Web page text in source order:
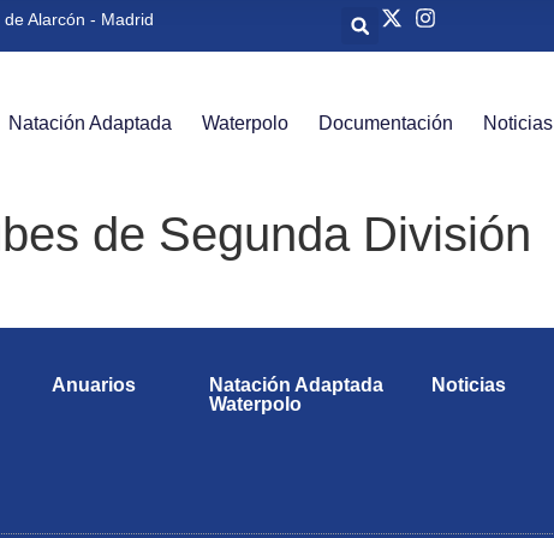
Alarcón - Madrid
Natación Adaptada Waterpolo Documentación Noticias
de Segunda División
Anuarios
Natación Adaptada
Waterpolo
Noticias